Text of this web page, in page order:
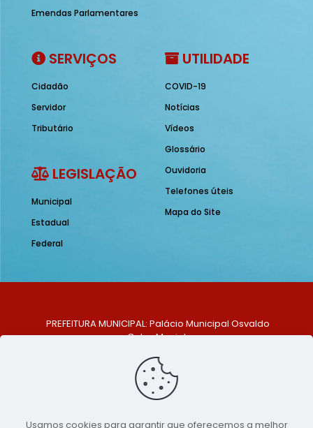
Emendas Parlamentares
SERVIÇOS
Cidadão
Servidor
Tributário
LEGISLAÇÃO
Municipal
Estadual
Federal
UTILIDADE
COVID-19
Notícias
Vídeos
Glossário
Ouvidoria
Telefones úteis
Mapa do Site
PREFEITURA MUNICIPAL: Palácio Municipal Osvaldo
Celso Maciel
Centro, São Bento do Una - PE. CEP: 553370-128
TELEFONE: (81) 99548-1569
E-MAIL: ouvidoria@saobentodouna.pe.gov.br
Usamos cookies para garantir que oferecemos a melhor